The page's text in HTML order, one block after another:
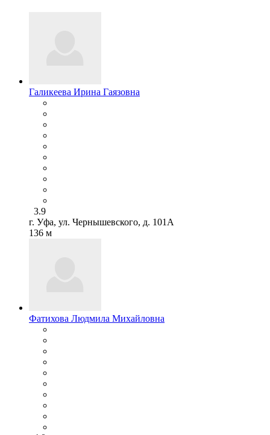
Галикеева Ирина Гаязовна
3.9
г. Уфа, ул. Чернышевского, д. 101А
136 м
Фатихова Людмила Михайловна